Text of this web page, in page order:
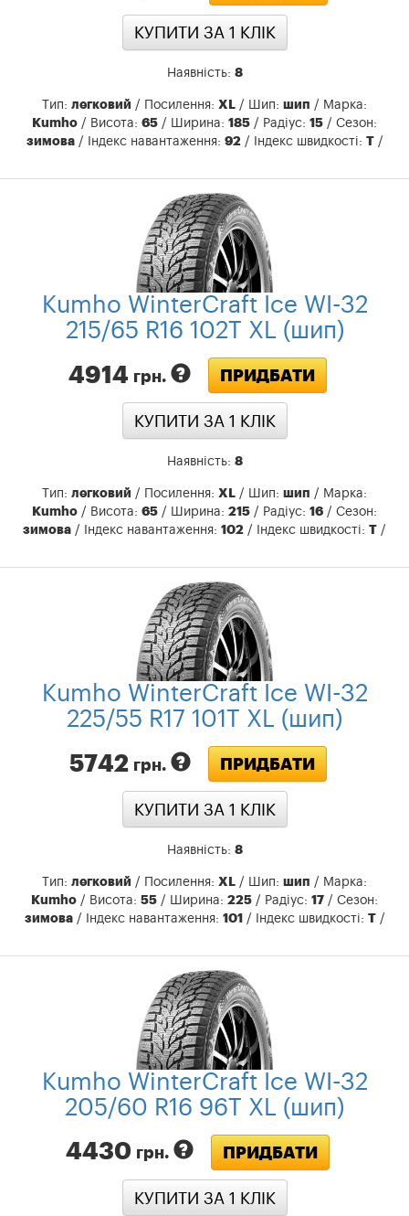
КУПИТИ ЗА 1 КЛIК
Наявність: 8
Тип: легковий / Посилення: XL / Шип: шип / Марка:
Kumho / Висота: 65 / Ширина: 185 / Радіус: 15 / Сезон:
зимова/ Індекс навантаження: 92/ Індекс швидкості: T/
Kumho WinterCraft Ice WI-32
215/65 R16 102T XL (шип)
4914 грн. ПРИДБАТИ
КУПИТИ ЗА 1 КЛIК
Наявність: 8
Тип: легковий / Посилення: XL / Шип: шип / Марка:
Kumho / Висота: 65 / Ширина: 215 / Радіус: 16 / Сезон:
зимова / Індекс навантаження: 102 / Індекс швидкості: T /
Kumho WinterCraft Ice WI-32
225/55 R17 101T XL (шип)
5742 грн. ПРИДБАТИ
КУПИТИ ЗА 1 КЛIК
Наявність: 8
Тип: легковий / Посилення: XL / Шип: шип / Марка:
Kumho / Висота: 55 / Ширина: 225 / Радіус: 17 / Сезон:
зимова/ Індекс навантаження: 101 / Індекс швидкості: T/
Kumho WinterCraft Ice WI-32
205/60 R16 96T XL (шип)
4430 грн. ПРИДБАТИ
КУПИТИ ЗА 1 КЛIК